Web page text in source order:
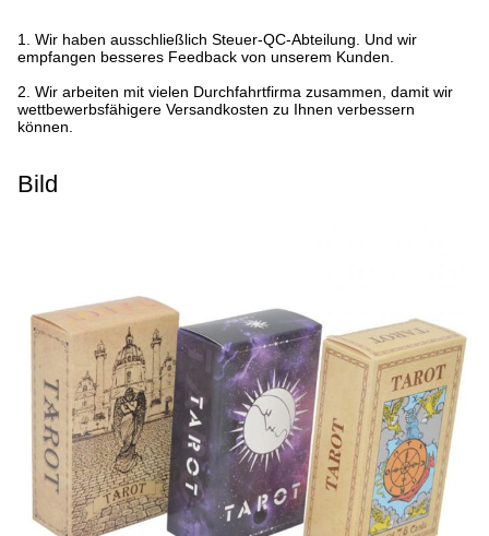
1. Wir haben ausschließlich Steuer-QC-Abteilung. Und wir
empfangen besseres Feedback von unserem Kunden.
2. Wir arbeiten mit vielen Durchfahrtfirma zusammen, damit wir
wettbewerbsfähigere Versandkosten zu Ihnen verbessern
können.
Bild